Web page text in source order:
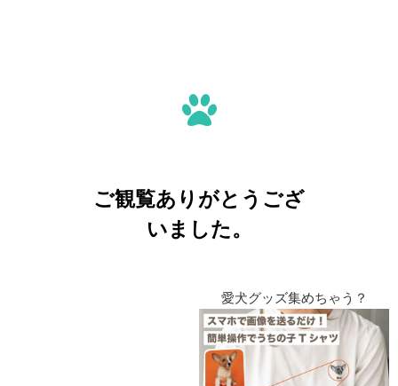
ご観覧ありがとうござ
いました。
愛犬グッズ集めちゃう？